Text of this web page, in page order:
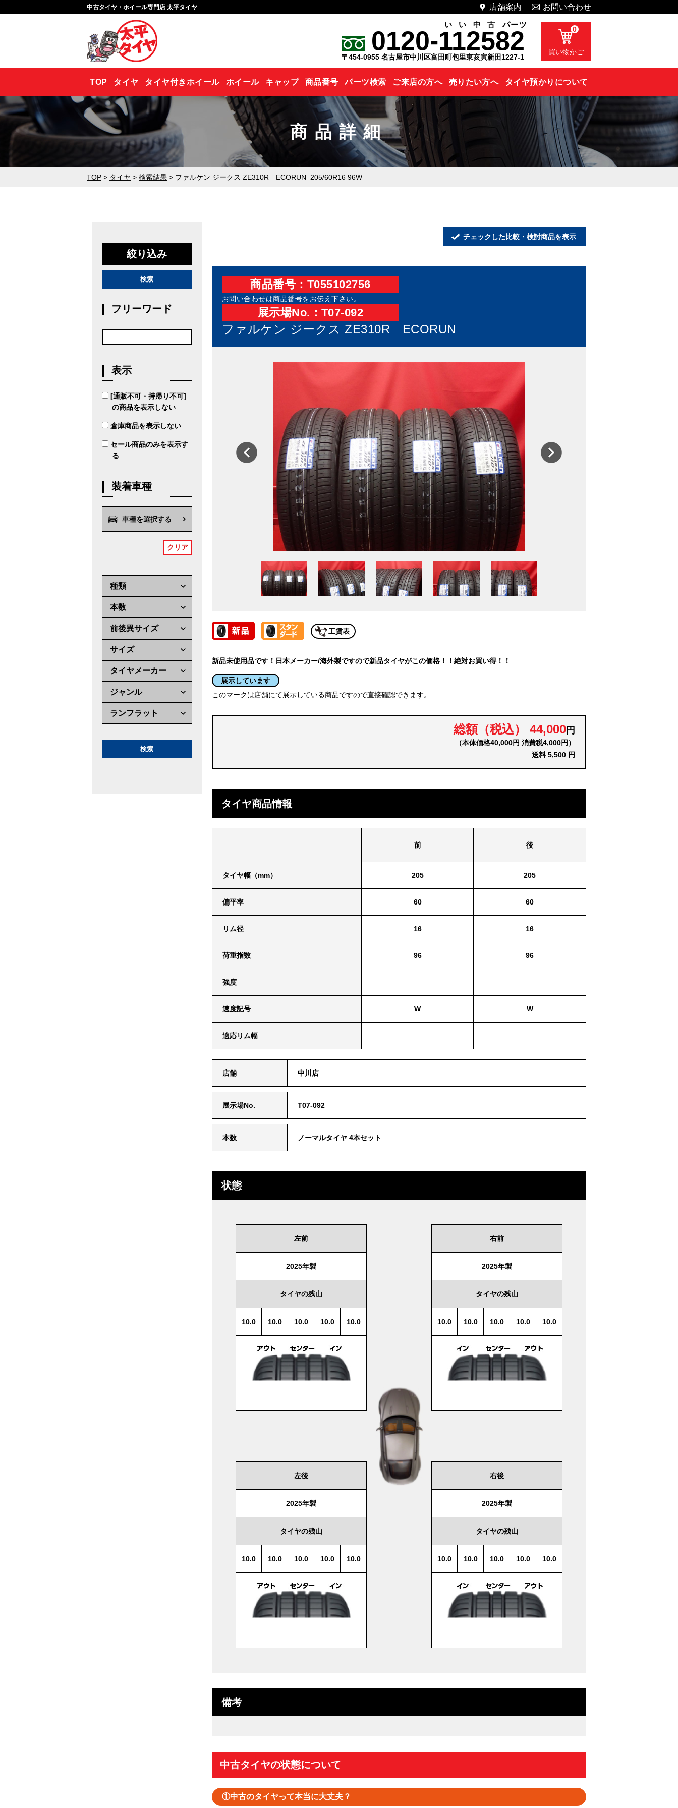
中古タイヤ・ホイール専門店 太平タイヤ 店舗案内 お問い合わせ
〒454-0955 名古屋市中川区富田町包里東亥寅新田1227-1
い い 中 古 パーツ
0120-112582 0
買い物かご
TOP タイヤ タイヤ付きホイール ホイール キャップ 商品番号 パーツ検索 ご来店の方へ 売りたい方へ タイヤ預かりについて
商品詳細
TOP > タイヤ > 検索結果 > ファルケン ジークス ZE310R ECORUN 205/60R16 96W
絞り込み
検索
フリーワード
表示
[通販不可・持帰り不可]
の商品を表示しない
倉庫商品を表示しない
セール商品のみを表示す
る
装着車種
車種を選択する
クリア
種類
本数
前後異サイズ
サイズ
タイヤメーカー
ジャンル
ランフラット
検索
チェックした比較・検討商品を表示
商品番号：T055102756
お問い合わせは商品番号をお伝え下さい。
展⽰場No.：T07-092
ファルケン ジークス ZE310R ECORUN
工賃表
新品未使用品です！日本メーカー/海外製ですので新品タイヤがこの価格！！絶対お買い得！！
展示しています
このマークは店舗にて展示している商品ですので直接確認できます。
総額（税込） 44,000 円
（本体価格40,000円 消費税4,000円）
送料 5,500 円
タイヤ商品情報
前 後
タイヤ幅（mm） 205 205
偏平率 60 60
リム径 16 16
荷重指数 96 96
強度
速度記号 W W
適応リム幅
店舗 中川店
展⽰場No. T07-092
本数 ノーマルタイヤ 4本セット
状態
左前
2025年製
タイヤの残山
10.0 10.0 10.0 10.0 10.0
右前
2025年製
タイヤの残山
10.0 10.0 10.0 10.0 10.0
左後
2025年製
タイヤの残山
10.0 10.0 10.0 10.0 10.0
右後
2025年製
タイヤの残山
10.0 10.0 10.0 10.0 10.0
備考
中古タイヤの状態について
①中古のタイヤって本当に大丈夫？